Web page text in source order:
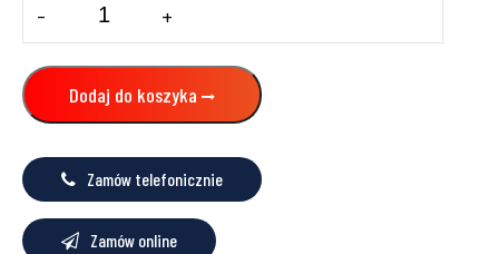
Gruntowa
pompa
ciepła
IVT
GEO
222
8738207449
- +
Dodaj do koszyka
Zamów telefonicznie
Zamów online